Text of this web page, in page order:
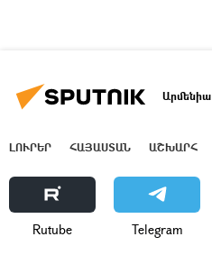
Արմենիա
ԼՈՒՐԵՐ ՀԱՅԱՍՏԱՆ ԱՇԽԱՐՀ
Rutube Telegram